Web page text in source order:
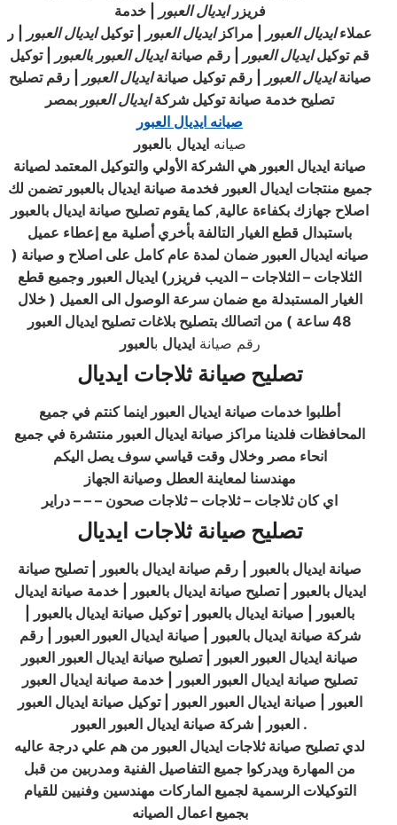
فريزرايديال العبور
| خدمة
عملاءايديال العبور | مراكزايديال العبور | توكيلايديال العبور
| ر
قم توكيلايديال العبور | رقم صيانةايديال العبور بالعبور
| توكيل
صيانةايديال العبور | رقم توكيل صيانةايديال العبور
| رقم تصليح
تصليح خدمة صيانة توكيل شركةايديال العبور بمصر
صيانه ايديال العبور
صيانهايديال بالعبور
صيانة ايديال العبور هي الشركة الأولي والتوكيل المعتمد لصيانة
جميع منتجات ايديال العبور فخدمة صيانةايديالبالعبور تضمن لك
اصلاح جهازك بكفاءة عالية, كما يقوم تصليح صيانة ايديال بالعبور
باستبدال قطع الغيار التالفة بأخري أصلية مع إعطاء عميل
صيانه ايديال العبور ضمان لمدة عام كامل على اصلاح و صيانة (
الثلاجات – الثلاجات – الديب فريزر) ايديال العبور وجميع قطع
الغيار المستبدلة مع ضمان سرعة الوصول الى العميل ( خلال
48 ساعة ) من اتصالك بتصليح بلاغات تصليح ايديال العبور
رقم صيانةايديال بالعبور
تصليح صيانة ثلاجات ايديال
أطلبوا خدمات صيانة ايديال العبور اينما كنتم في جميع
المحافظات فلدينا مراكز صيانة ايديال العبور منتشرة في جميع
انحاء مصر وخلال وقت قياسي سوف يصل اليكم
مهندسنا لمعاينة العطل وصيانة الجهاز
اي كان ثلاجات – ثلاجات – ثلاجات صحون – – – دراير
تصليح صيانة ثلاجات ايديال
صيانة ايديال بالعبور | رقم صيانة ايديال بالعبور | تصليح صيانة
ايديال بالعبور | تصليح صيانة ايديال بالعبور | خدمة صيانة ايديال
بالعبور | صيانة ايديال بالعبور | توكيل صيانة ايديال بالعبور |
شركة صيانة ايديال بالعبور | صيانة ايديال العبور العبور | رقم
صيانة ايديال العبور العبور | تصليح صيانة ايديال العبور العبور
تصليح صيانة ايديال العبور العبور | خدمة صيانة ايديال العبور
العبور | صيانة ايديال العبور العبور | توكيل صيانة ايديال العبور
العبور | شركة صيانة ايديال العبور العبور .
لدي تصليح صيانة ثلاجات ايديال العبور من هم علي درجة عاليه
من المهارة ويدركوا جميع التفاصيل الفنية ومدربين من قبل
التوكيلات الرسمية لجميع الماركات مهندسين وفنيين للقيام
بجميع اعمال الصيانه